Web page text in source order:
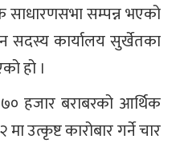
सम्पन्न भएको
सदस्य कार्यालय सुर्खेतका
हो ।
हजार बराबरको आर्थिक
उत्कृष्ट कारोबार गर्ने चार